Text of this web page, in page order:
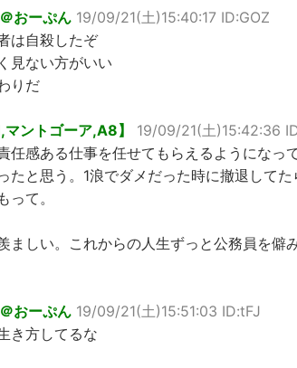
おーぷん 19/09/21(土)15:40:17 ID:GOZ
は自殺したぞ
見ない方がいい
りだ
ントゴーア,A8】
19/09/21(土)15:42:36
任感ある仕事を任せてもらえるようになっ
たと思う。1浪でダメだった時に撤退して
って。
ましい。これからの人生ずっと公務員を僻
おーぷん 19/09/21(土)15:51:03 ID:tFJ
き方してるな